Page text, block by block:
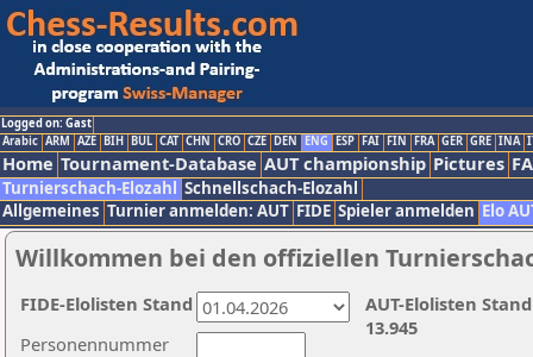
Logged on: Gast
Arabic ARM AZE BIH BUL CAT CHN CRO CZE DEN ENG ESP FAI FIN FRA GER GRE INA
Home Tournament-Database AUT championship Pictures
Turnierschach-Elozahl Schnellschach-Elozahl
Allgemeines Turnier anmelden: AUT FIDE Spieler anmelden Elo
Willkommen bei den offiziellen
Personennummer
AUT-Elolisten
13.945
FIDE-Elolisten Stand